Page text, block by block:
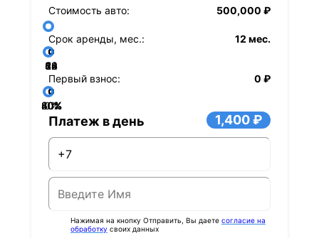
Стоимость авто: 500,000 ₽
Срок аренды, мес.: 12 мес.
12
24
36
48
60
72
84
Первый взнос:
0 ₽
0%
20%
40%
60%
80%
Платеж в день 1,400 ₽
Нажимая на кнопку Отправить, Вы даете согласие на
обработку своих данных